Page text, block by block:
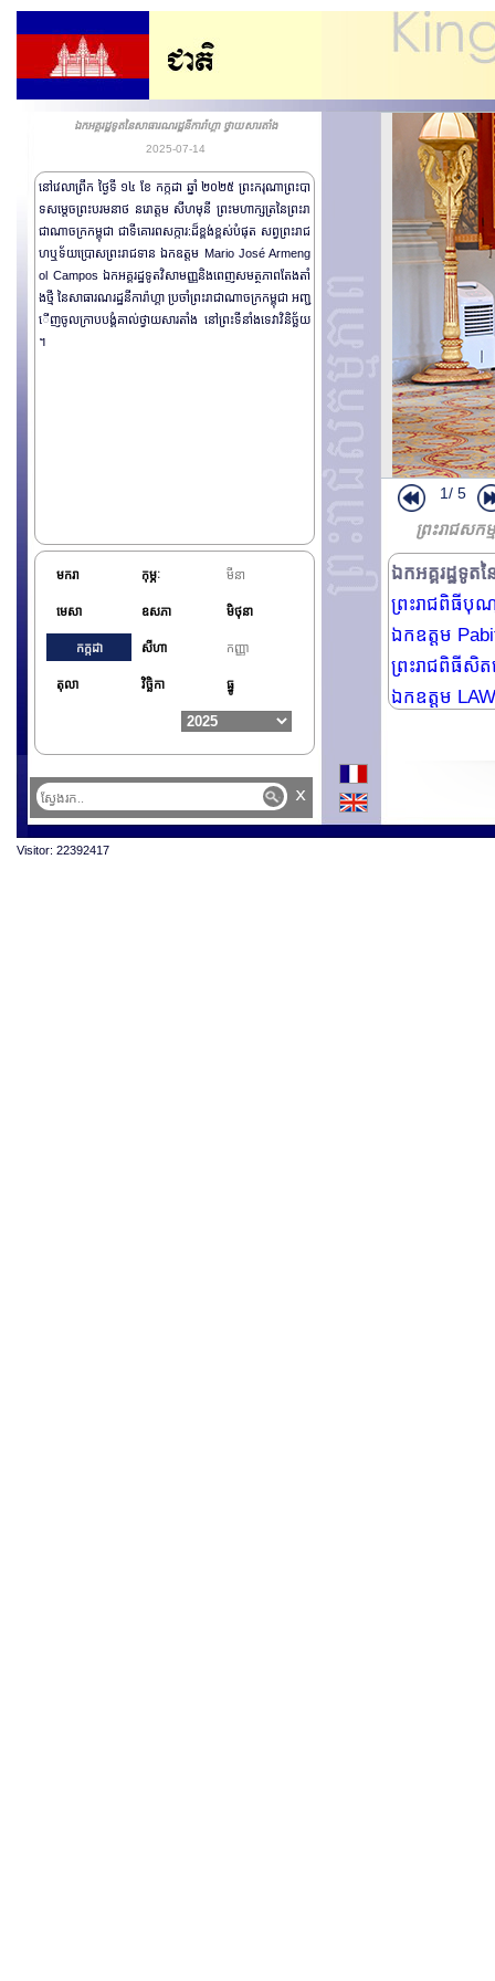
ឯកអគ្គរដ្ឋទូតនៃសាធារណរដ្ឋនីការ៉ាហ្គា ថ្វាយសារតាំង
2025-07-14
នៅវេលាព្រឹក ថ្ងៃទី​​​ ១៤ ខែ កក្កដា ឆ្នាំ ២០២៥ ព្រះករុណាព្រះបា
ទ​សម្តេច​ព្រះបរមនាថ នរោត្តម សីហមុនី ព្រះមហាក្សត្រនៃព្រះរា
ជាណាចក្រកម្ពុជា ជាទីគោរពសក្ការ:ដ៏ខ្ពង់ខ្ពស់បំផុត សព្វព្រះរាជ
ហឬទ័យប្រោសព្រះរាជទាន ឯកឧត្តម Mario José Armeng
ol Campos ឯកអគ្គរដ្ឋទូតវិសាមញ្ញនិងពេញសមត្ថភាពតែងតាំ
ងថ្មី​ នៃសាធារណរដ្ឋនីការ៉ាហ្គា ប្រចាំព្រះរាជា​ណាចក្រកម្ពុជា អញ្ជ
ើញចូលក្រាបបង្គំគាល់ថ្វាយសារតាំង ​នៅព្រះទីនាំងទេវាវិនិច្ឆ័យ
។
មករា កុម្ភៈ មីនា
មេសា ឧសភា មិថុនា
កក្កដា សីហា កញ្ញា
តុលា វិច្ឆិកា ធ្នូ
1/ 5
ព្រះរាជសក
លោក Liu
ឯកឧត្តម
ឯកអគ្គរាជទូត
ឯកអគ្គរដ្ឋទូត
សម្តេចមហា
ឯកអគ្គរដ្ឋទូតន
ព្រះរាជពិធីបុណ្យ
ឯកឧត្តម
ព្រះរាជពិធីសិត
ឯកឧត្តម
x
Visitor: 22392417